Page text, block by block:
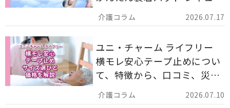
2026.07.17
ー 計162枚」について解説し
ます。
2026.07.10
ユニ・チャーム ライフリー
横モレ安心テープ止めについ
て、特徴から、口コミ、災害
備蓄としての活用法まで分か
りやすく解説します。